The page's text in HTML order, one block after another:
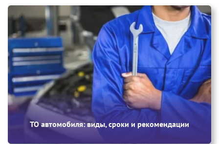
ТО автомобиля: виды, сроки и рекомендации